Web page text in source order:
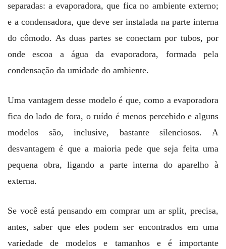
separadas: a evaporadora, que fica no ambiente externo;
e a condensadora, que deve ser instalada na parte interna
do cômodo. As duas partes se conectam por tubos, por
onde escoa a água da evaporadora, formada pela
condensação da umidade do ambiente.
Uma vantagem desse modelo é que, como a evaporadora
fica do lado de fora, o ruído é menos percebido e alguns
modelos são, inclusive, bastante silenciosos. A
desvantagem é que a maioria pede que seja feita uma
pequena obra, ligando a parte interna do aparelho à
externa.
Se você está pensando em comprar um ar split, precisa,
antes, saber que eles podem ser encontrados em uma
variedade de modelos e tamanhos e é importante